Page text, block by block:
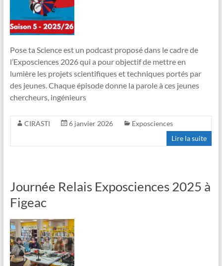
Pose ta Science est un podcast proposé dans le cadre de
l’Exposciences 2026 qui a pour objectif de mettre en
lumière les projets scientifiques et techniques portés par
des jeunes. Chaque épisode donne la parole à ces jeunes
chercheurs, ingénieurs
CIRASTI 6 janvier 2026
Exposciences
Lire la suite
Journée Relais Exposciences 2025 à
Figeac